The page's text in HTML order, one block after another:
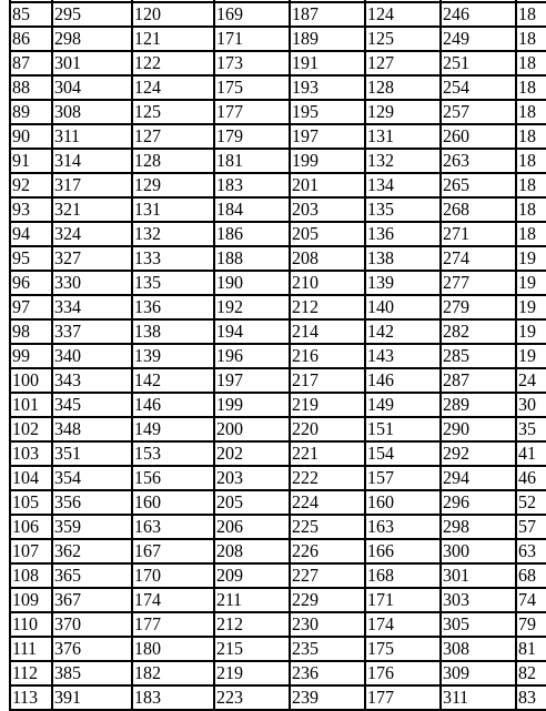
85
295 120 169 187 124 246 18
86
298 121 171 189 125 249 18
87
301 122 173 191 127 251 18
88
304 124 175 193 128 254 18
89
308 125 177 195 129 257 18
90
311 127 179 197 131 260 18
91
314 128 181 199 132 263 18
92
317 129 183 201 134 265 18
93
321 131 184 203 135 268 18
94
324 132 186 205 136 271 18
95
327 133 188 208 138 274 19
96
330 135 190 210 139 277 19
97
334 136 192 212 140 279 19
98
337 138 194 214 142 282 19
99
340 139 196 216 143 285 19
100
343 142 197 217 146 287 24
101
345 146 199 219 149 289 30
102
348 149 200 220 151 290 35
103
351 153 202 221 154 292 41
104
354 156 203 222 157 294 46
105
356 160 205 224 160 296 52
106
359 163 206 225 163 298 57
107
362 167 208 226 166 300 63
108
365 170 209 227 168 301 68
109
367 174 211 229 171 303 74
110
370 177 212 230 174 305 79
111
376 180 215 235 175 308 81
112
385 182 219 236 176 309 82
113
391 183 223 239 177 311 83